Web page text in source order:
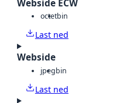
Webside ECW
octetbin
Last ned
Webside
jpegbin
Last ned